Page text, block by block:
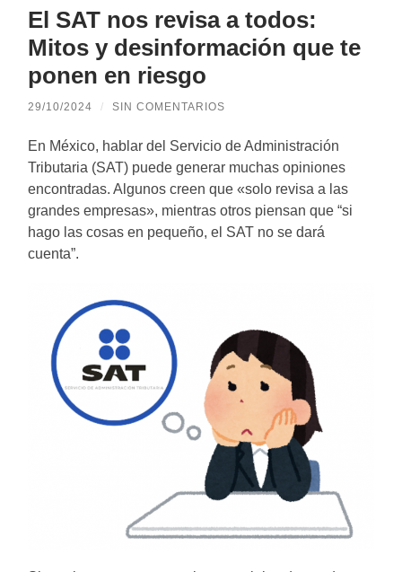
El SAT nos revisa a todos:
Mitos y desinformación que te
ponen en riesgo
29/10/2024 / SIN COMENTARIOS
En México, hablar del Servicio de Administración
Tributaria (SAT) puede generar muchas opiniones
encontradas. Algunos creen que «solo revisa a las
grandes empresas», mientras otros piensan que “si
hago las cosas en pequeño, el SAT no se dará
cuenta”.